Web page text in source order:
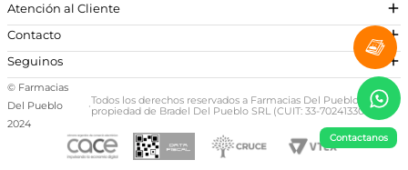
Contactanos
Atención al Cliente
Contacto
¿Necesitás ayuda?
Preguntas Frecuentes
Escribinos a nuestro Whatsapp
+54 381 581-0674
Seguinos
© Farmacias
Del Pueblo
2024
·Todos los derechos reservados a Farmacias Del Pueblo,
propiedad de Bradel Del Pueblo SRL (CUIT: 33-70241330-9)